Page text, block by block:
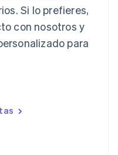
Si lo prefieres,
con nosotros y
para